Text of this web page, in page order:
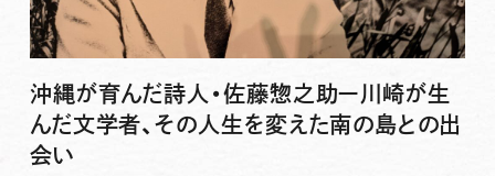
沖縄が育んだ詩人・佐藤惣之助ー川崎が生
んだ文学者、その人生を変えた南の島との出
会い